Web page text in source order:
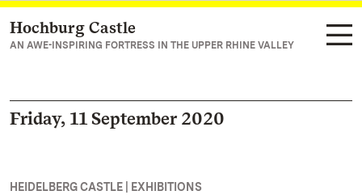
Navigate to main page
Hochburg Castle
AN AWE-INSPIRING FORTRESS IN THE UPPER RHINE VALLEY
Friday, 11 September 2020
HEIDELBERG CASTLE | EXHIBITIONS